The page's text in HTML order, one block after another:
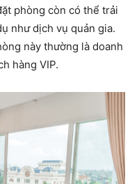
phòng còn có thể trải
như dịch vụ quản gia.
này thường là doanh
hàng VIP.